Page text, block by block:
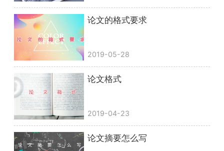
论文的格式要求
2019-05-28
论文格式
2019-04-23
论文摘要怎么写